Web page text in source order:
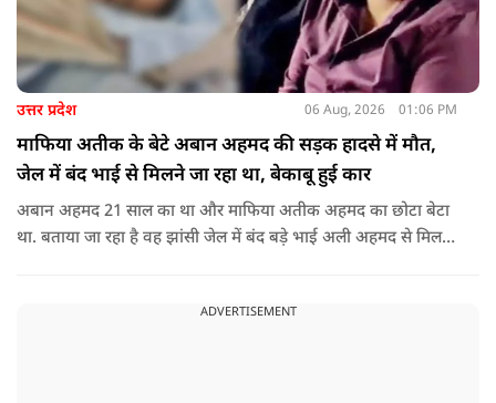
उत्तर प्रदेश 06 Aug, 2026 01:06 PM
माफिया अतीक के बेटे अबान अहमद की सड़क हादसे में मौत,
जेल में बंद भाई से मिलने जा रहा था, बेकाबू हुई कार
अबान अहमद 21 साल का था और माफिया अतीक अहमद का छोटा बेटा
था. बताया जा रहा है वह झांसी जेल में बंद बड़े भाई अली अहमद से मिलने
ADVERTISEMENT